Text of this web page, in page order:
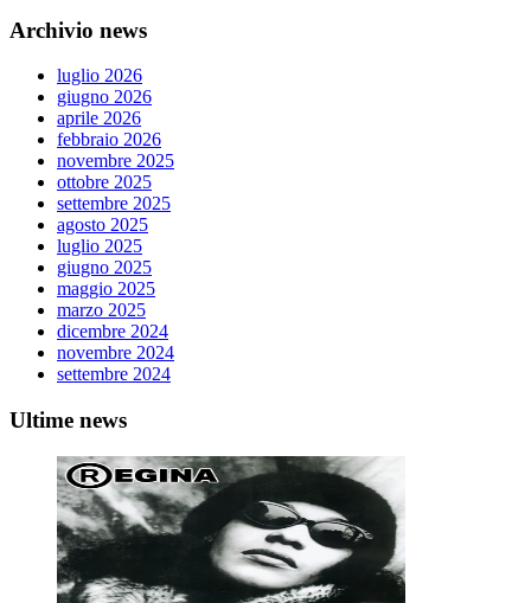
Archivio news
luglio 2026
giugno 2026
aprile 2026
febbraio 2026
novembre 2025
ottobre 2025
settembre 2025
agosto 2025
luglio 2025
giugno 2025
maggio 2025
marzo 2025
dicembre 2024
novembre 2024
settembre 2024
Ultime news